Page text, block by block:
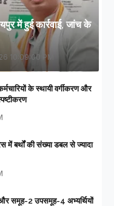
में हुई कार्रवाई, जांच के
10:09:00 PM
के स्थायी वर्गीकरण और
में बर्थों की संख्या डबल से ज्यादा
समूह-2 उपसमूह-4 अभ्यर्थियों